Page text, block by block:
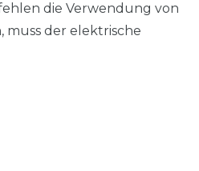
die Verwendung von
muss der elektrische